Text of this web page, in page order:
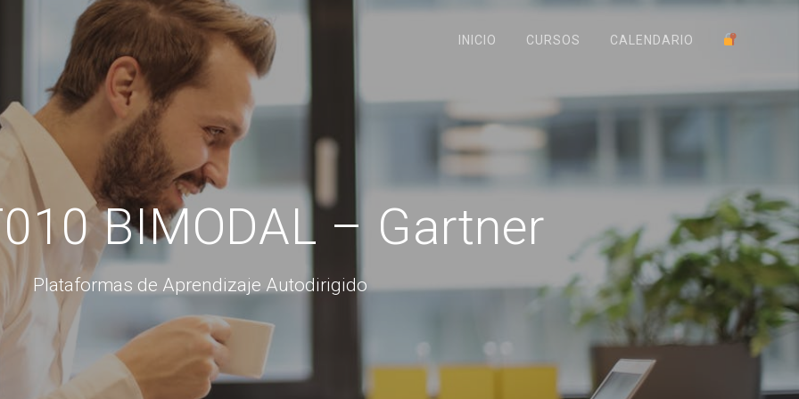
INICIO CURSOS CALENDARIO
BIMODAL – Gartner
Plataformas de Aprendizaje Autodirigido